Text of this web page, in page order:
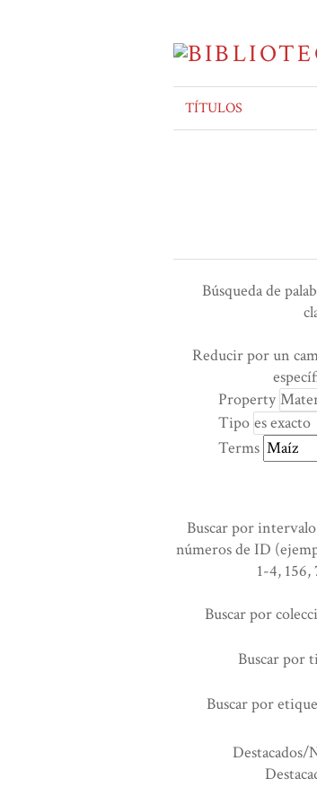
TÍTULOS
Búsqueda de
campo
específico":
Reducir por un
Search
Tipo de
Términos de
Ensamblador de
Property
Tipo
Terms
Buscar por
números de ID
1-4, 156,
Buscar por
Buscar por
Buscar por
Destacados/